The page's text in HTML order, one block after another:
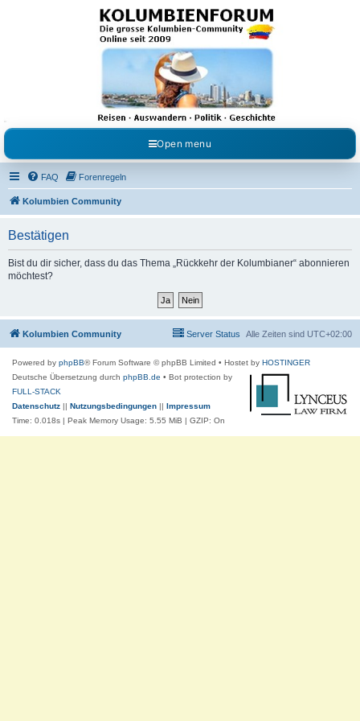
Kolumbienforum - Das
grosse Forum der
Freunde Kolumbiens
Reisen, Auswandern, Kultur, Politik, Geschichte und Visum in Kolumbien und Venezuela.
Austausch, Erfahrungen und Gemeinschaft im Kolumbienforum
Open menu
FAQ Forenregeln
Kolumbien Community
Bestätigen
Bist du dir sicher, dass du das Thema „Rückkehr der Kolumbianer“ abonnieren
möchtest?
Kolumbien Community Alle Zeiten sind UTC+02:00
Server Status
Powered by phpBB® Forum Software © phpBB Limited • Hostet by HOSTINGER
Deutsche Übersetzung durch phpBB.de • Bot protection by
FULL-STACK
Datenschutz
Nutzungsbedingungen
Impressum
Time: 0.018s | Peak Memory Usage: 5.55 MiB | GZIP: On